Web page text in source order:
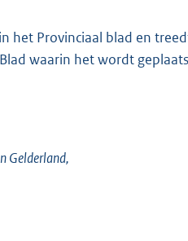
het Provinciaal blad en
waarin het wordt
Gelderland,